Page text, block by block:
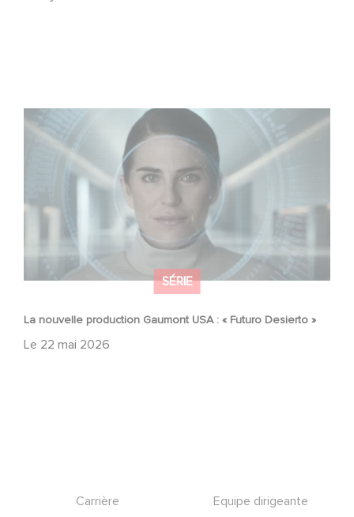
SÉRIE
La nouvelle production Gaumont USA : « Futuro Desierto »
Le 22 mai 2026
La nouvelle production Gaumont USA : « Futuro Desierto
Carrière Equipe dirigeante